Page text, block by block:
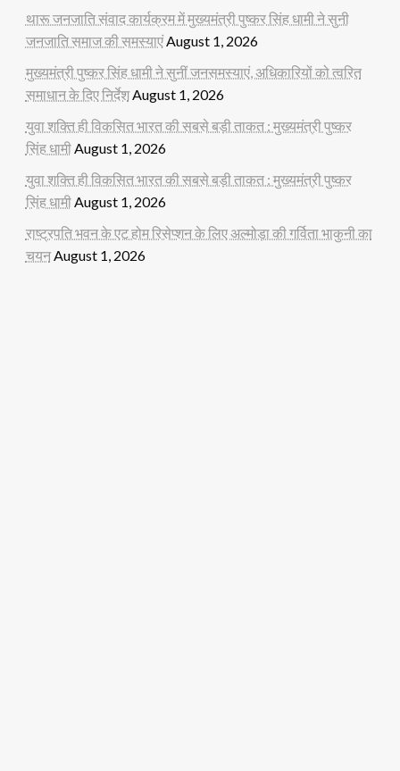
थारू जनजाति संवाद कार्यक्रम में मुख्यमंत्री पुष्कर सिंह धामी ने सुनी
जनजाति समाज की समस्याएंAugust 1, 2026
मुख्यमंत्री पुष्कर सिंह धामी ने सुनीं जनसमस्याएं, अधिकारियों को त्वरित
समाधान के दिए निर्देशAugust 1, 2026
युवा शक्ति ही विकसित भारत की सबसे बड़ी ताकत : मुख्यमंत्री पुष्कर
सिंह धामीAugust 1, 2026
युवा शक्ति ही विकसित भारत की सबसे बड़ी ताकत : मुख्यमंत्री पुष्कर
सिंह धामीAugust 1, 2026
राष्ट्रपति भवन के एट होम रिसेप्शन के लिए अल्मोड़ा की गर्विता भाकुनी का
चयनAugust 1, 2026